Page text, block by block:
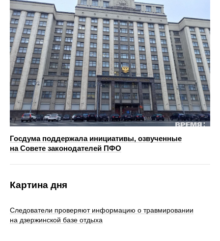
Госдума поддержала инициативы, озвученные
на Совете законодателей ПФО
Картина дня
Следователи проверяют информацию о травмировании
на дзержинской базе отдыха